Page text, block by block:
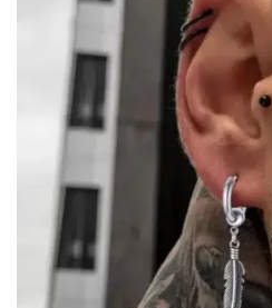
Colliers
Chaines
COLLECTIONS DE BIJOUX
Idées Cadeaux
NOUVEAUTES